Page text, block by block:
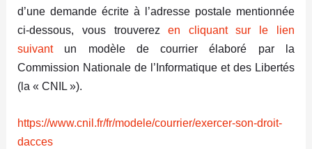
d’une demande écrite à l’adresse postale mentionnée
ci-dessous, vous trouverezen cliquant sur le lien
suivantun modèle de courrier élaboré par la
Commission Nationale de l’Informatique et des Libertés
(la « CNIL »).
https://www.cnil.fr/fr/modele/courrier/exercer-son-droit-
dacces